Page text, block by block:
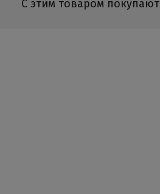
С этим товаром покупают